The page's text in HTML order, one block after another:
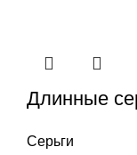
Длинные
Серьги